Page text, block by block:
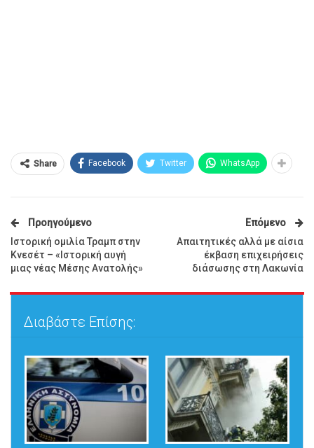
Share Facebook Twitter WhatsApp
Προηγούμενο
Ιστορική ομιλία Τραμπ στην
Κνεσέτ – «Ιστορική αυγή
μιας νέας Μέσης Ανατολής»
Επόμενο
Απαιτητικές αλλά με αίσια
έκβαση επιχειρήσεις
διάσωσης στη Λακωνία
Διαβάστε Επίσης: